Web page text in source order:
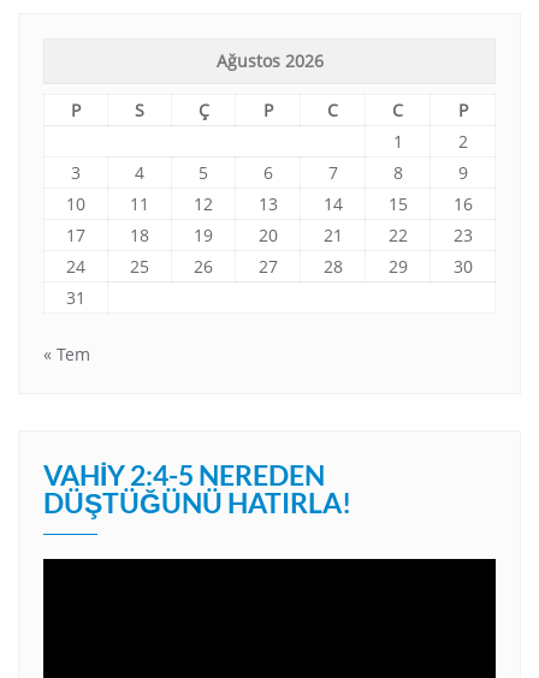
Ağustos 2026
P S Ç P C C
P
1
2
3
4 5 6 7 8
9
10
11 12 13 14 15
16
17
18 19 20 21 22
23
24
25 26 27 28 29
30
31
« Tem
VAHIY 2:4-5 NEREDEN
DÜŞTÜĞÜNÜ HATIRLA!